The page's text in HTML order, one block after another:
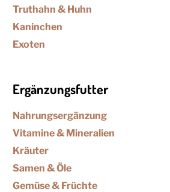
Truthahn & Huhn
Kaninchen
Exoten
Ergänzungsfutter
Nahrungsergänzung
Vitamine & Mineralien
Kräuter
Samen & Öle
Gemüse & Früchte